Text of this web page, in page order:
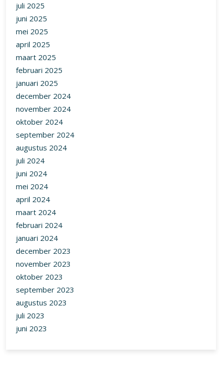
juli 2025
juni 2025
mei 2025
april 2025
maart 2025
februari 2025
januari 2025
december 2024
november 2024
oktober 2024
september 2024
augustus 2024
juli 2024
juni 2024
mei 2024
april 2024
maart 2024
februari 2024
januari 2024
december 2023
november 2023
oktober 2023
september 2023
augustus 2023
juli 2023
juni 2023